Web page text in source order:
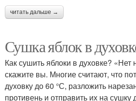
читать дальше →
Сушка яблок в
Как сушить яблоки в духовке? «Нет
скажите вы. Многие считают, что
духовку до 60 °С, разложить
противень и отправить их на сушку